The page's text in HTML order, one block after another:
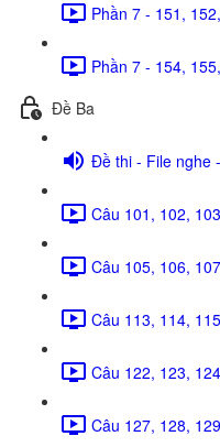
Phần 7 - 151,
Phần 7 - 154,
Đề Ba
Đề thi - File nghe
Câu 101, 102,
Câu 105, 106,
Câu 113, 114,
Câu 122, 123,
Câu 127, 128,